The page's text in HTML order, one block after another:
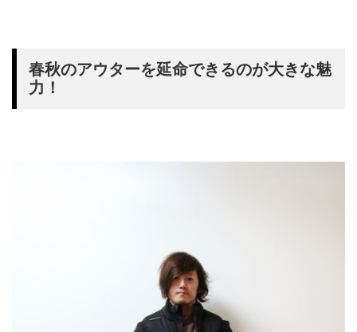
春秋のアウターを延命できるのが大きな魅
力！